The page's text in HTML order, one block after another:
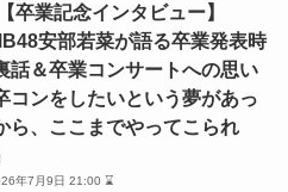
卒業記念インタビュー】
安部若菜が語る卒業発表時
話＆卒業コンサートへの思い
コンをしたいという夢があっ
ら、ここまでやってこられ
年7月9日 21:00 ⌛